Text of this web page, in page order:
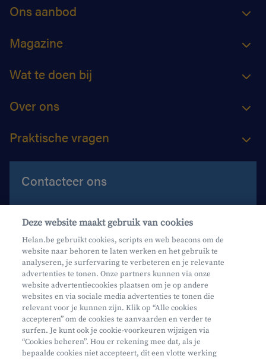
Ons aanbod
Magazine
Wat te doen bij
Over ons
Praktische vragen
Contacteer ons
Contacteer ons
Maak een afspraak
Waar vind je ons?
Mifid
Privacy
Deze website maakt gebruik van cookies
Helan.be gebruikt cookies, scripts en web beacons om de
website naar behoren te laten werken en het gebruik te
analyseren, je surfervaring te verbeteren en je relevante
advertenties te tonen. Onze partners kunnen via onze
website advertentiecookies plaatsen om je op andere
websites en via sociale media advertenties te tonen die
relevant voor je kunnen zijn. Klik op “Alle cookies
accepteren” om de cookies te aanvaarden en verder te
surfen. Je kunt ook je cookie-voorkeuren wijzigen via
“Cookies beheren”. Hou er rekening mee dat, als je
bepaalde cookies niet accepteert, dit een vlotte werking